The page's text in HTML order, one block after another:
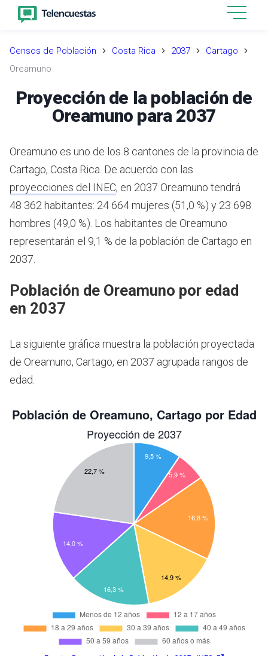
Censos de Población Costa Rica 2037
Cartago
Oreamuno
Proyección de la población de
Oreamuno para 2037
Oreamuno es uno de los 8 cantones de la provincia de
Cartago, Costa Rica. De acuerdo con las
proyecciones del INEC, en 2037 Oreamuno tendrá
48 362 habitantes: 24 664 mujeres (51,0 %) y 23 698
hombres (49,0 %). Los habitantes de Oreamuno
representarán el 9,1 % de la población de Cartago en
2037.
Población de Oreamuno por edad
en 2037
La siguiente gráfica muestra la población proyectada
de Oreamuno, Cartago, en 2037 agrupada rangos de
edad.